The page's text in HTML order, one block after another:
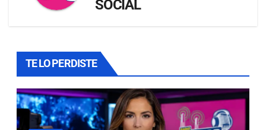
SOCIAL
TE LO PERDISTE